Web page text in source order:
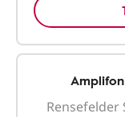
Rensefelder